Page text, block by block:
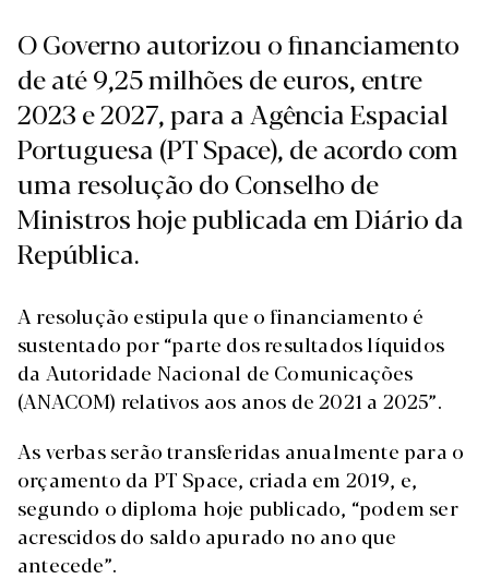
O Governo autorizou o financiamento
de até 9,25 milhões de euros, entre
2023 e 2027, para a Agência Espacial
Portuguesa (PT Space), de acordo com
uma resolução do Conselho de
Ministros hoje publicada em Diário da
República.
A resolução estipula que o financiamento é
sustentado por “parte dos resultados líquidos
da Autoridade Nacional de Comunicações
(ANACOM) relativos aos anos de 2021 a 2025”.
As verbas serão transferidas anualmente para o
orçamento da PT Space, criada em 2019, e,
segundo o diploma hoje publicado, “podem ser
acrescidos do saldo apurado no ano que
antecede”.